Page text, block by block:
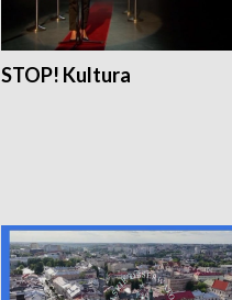
STOP! Kultura